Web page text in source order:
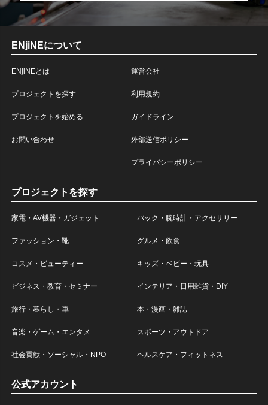
ENjiNEについて
ENjiNEとは
プロジェクトを探す
プロジェクトを始める
お問い合わせ
運営会社
利用規約
ガイドライン
外部送信ポリシー
プライバシーポリシー
プロジェクトを探す
家電・AV機器・ガジェット バック・腕時計・アクセサリー
ファッション・靴 グルメ・飲食
コスメ・ビューティー キッズ・ベビー・玩具
ビジネス・教育・セミナー インテリア・日用雑貨・DIY
旅行・暮らし・車 本・漫画・雑誌
音楽・ゲーム・エンタメ スポーツ・アウトドア
社会貢献・ソーシャル・NPO ヘルスケア・フィットネス
公式アカウント